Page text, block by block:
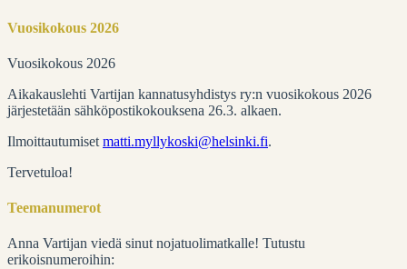
for:
Vuosikokous 2026
Vuosikokous 2026
Aikakauslehti Vartijan kannatusyhdistys ry:n vuosikokous 2026
järjestetään sähköpostikokouksena 26.3. alkaen.
Ilmoittautumiset matti.myllykoski@helsinki.fi.
Tervetuloa!
Teemanumerot
Anna Vartijan viedä sinut nojatuolimatkalle! Tutustu
erikoisnumeroihin: